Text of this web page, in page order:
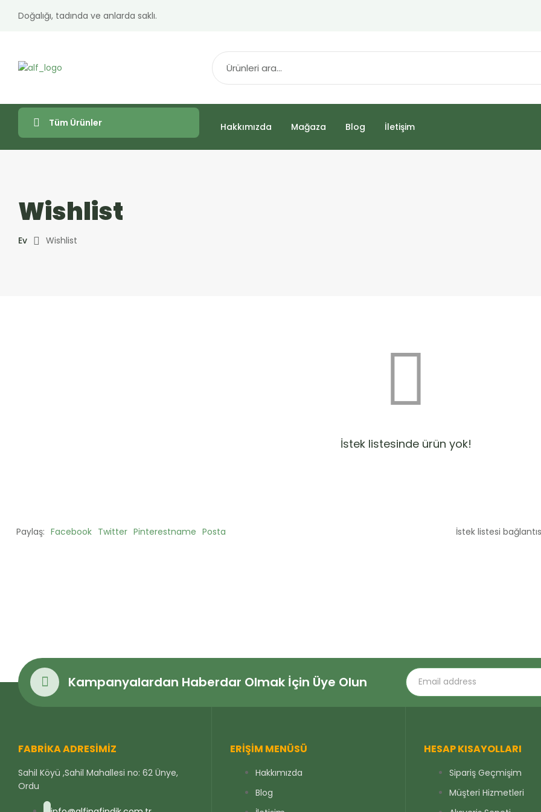
Doğalığı, tadında ve anlarda saklı.
Tüm Ürünler Hakkımızda Mağaza Blog İletişim
Wishlist
Ev Wishlist
İstek listesinde ürün yok!
Paylaş: Facebook Twitter Pinterestname Posta İstek listesi
Kampanyalardan Haberdar Olmak İçin Üye Olun
FABRIKA ADRESIMIZ
Sahil Köyü ,Sahil Mahallesi no: 62 Ünye,
Ordu
ERIŞIM MENÜSÜ
Hakkımızda
Blog
HESAP KISAYOLLARI
Sipariş Geçmişim
Müşteri Hizmetleri